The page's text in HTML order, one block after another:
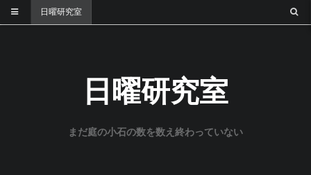
日曜研究室
日曜研究室
まだ庭の小石の数を数え終わっていない